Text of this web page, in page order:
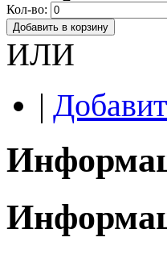
Кол-во:
Добавить в корзину
ИЛИ
|